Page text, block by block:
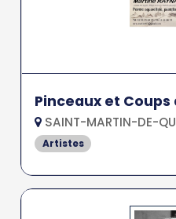
Pinceaux et Coups
SAINT-MARTIN-DE-
Artistes